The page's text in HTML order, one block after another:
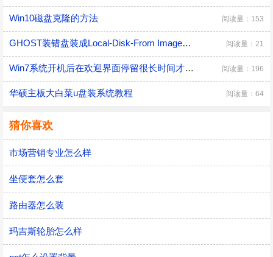
Win10磁盘克隆的方法 阅读量：153
GHOST装错盘装成Local-Disk-From Image解决办法 阅读量：21
Win7系统开机后在欢迎界面停留很长时间才进桌面 阅读量：196
华硕主板大白菜u盘装系统教程 阅读量：64
猜你喜欢
市场营销专业怎么样
坐便套怎么套
路由器怎么装
玛吉斯轮胎怎么样